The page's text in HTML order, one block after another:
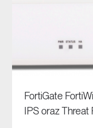
FortiGate
IPS oraz